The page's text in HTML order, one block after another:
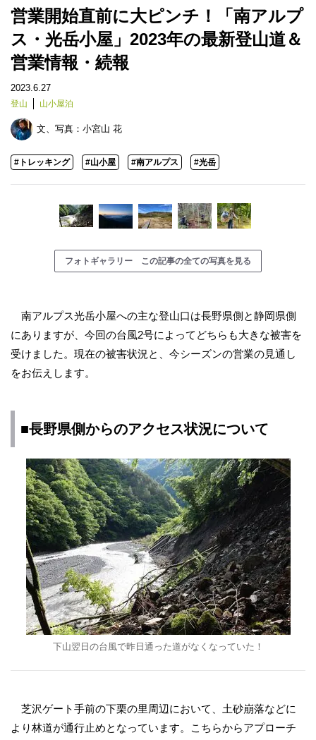
営業開始直前に大ピンチ！「南アルプ
ス・光岳小屋」2023年の最新登山道＆
営業情報・続報
2023.6.27
登山 山小屋泊
文、写真： 小宮山 花
#トレッキング #山小屋 #南アルプス #光岳
フォトギャラリー この記事の全ての写真を見る
南アルプス光岳小屋への主な登山口は長野県側と静岡県側
にありますが、今回の台風2号によってどちらも大きな被害を
受けました。現在の被害状況と、今シーズンの営業の見通し
をお伝えします。
■長野県側からのアクセス状況について
下山翌日の台風で昨日通った道がなくなっていた！
芝沢ゲート手前の下栗の里周辺において、土砂崩落などに
より林道が通行止めとなっています。こちらからアプローチ